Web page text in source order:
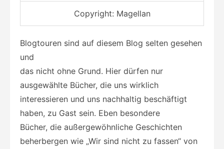
Copyright: Magellan
Blogtouren sind auf diesem Blog selten gesehen
und
das nicht ohne Grund. Hier dürfen nur
ausgewählte Bücher, die uns wirklich
interessieren und uns nachhaltig beschäftigt
haben, zu Gast sein. Eben besondere
Bücher, die außergewöhnliche Geschichten
beherbergen wie „Wir sind nicht zu fassen“ von